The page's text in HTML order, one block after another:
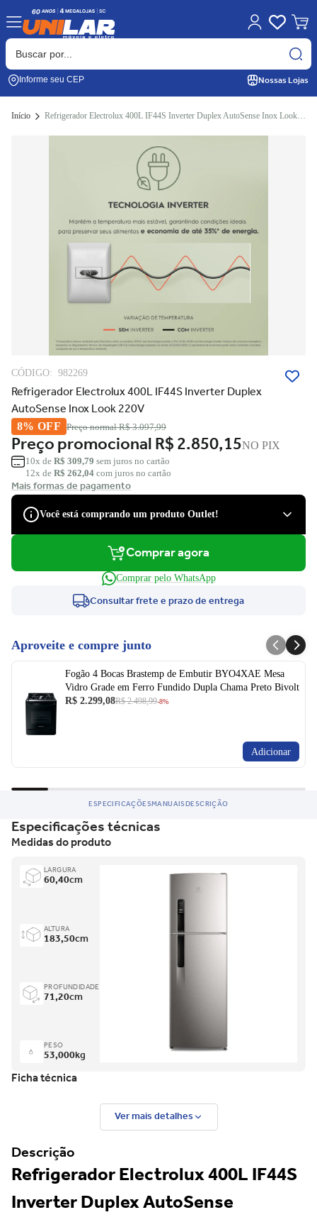
Informe seu CEP Nossas Lojas
Início Refrigerador Electrolux 400L IF44S Inverter Duplex AutoSense Inox Look 220V
CÓDIGO: 982269
Refrigerador Electrolux 400L IF44S Inverter Duplex
AutoSense Inox Look 220V
8% OFF Preço normalR$ 3.097,99
Preço promocionalR$ 2.850,15NO PIX
10x de R$ 309,79 sem juros no cartão
12x de R$ 262,04 com juros no cartão
Mais formas de pagamento
Você está comprando um produto Outlet!
São produtos com desconto de várias marcas, que podem apresentar
tiveram suas embalagens danificadas, ou serem apenas ponta de
estoque, não tendo nenhum dano.
fabricação.
Ficou com dúvida e não quer perder a oportunidade?
Entre em contato para saber mais do produto.
Comprar agora
Comprar pelo WhatsApp
Consultar frete e prazo de entrega
Aproveite e compre junto
Fogão 4 Bocas Brastemp de Embutir BYO4XAE Mesa
Vidro Grade em Ferro Fundido Dupla Chama Preto Bivolt
R$ 2.299,08R$ 2.498,99-8%
Adicionar
ESPECIFICAÇÕESMANUAISDESCRIÇÃO
Especificações técnicas
Medidas do produto
LARGURA
60,40cm
ALTURA
183,50cm
PROFUNDIDADE
71,20cm
PESO
53,000kg
Ficha técnica
Ver mais detalhes
Descrição
Refrigerador Electrolux 400L IF44S
Inverter Duplex AutoSense